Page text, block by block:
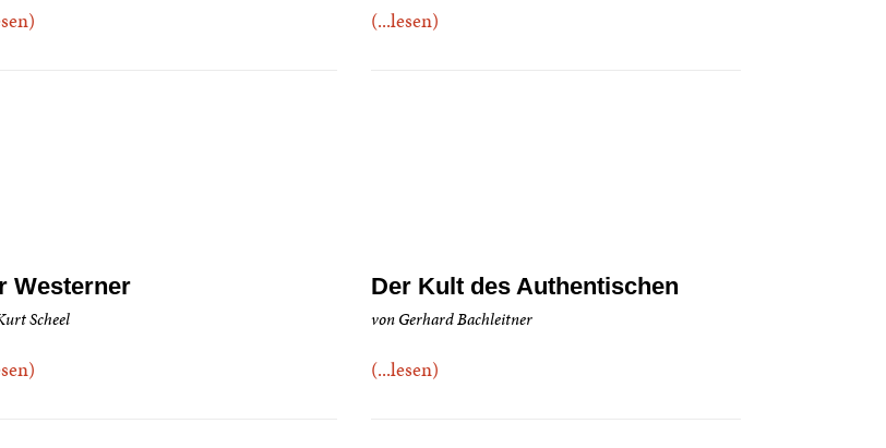
(...lesen)
Westerner
Scheel
Der Kult des Authentischen
von Gerhard Bachleitner
(...lesen)